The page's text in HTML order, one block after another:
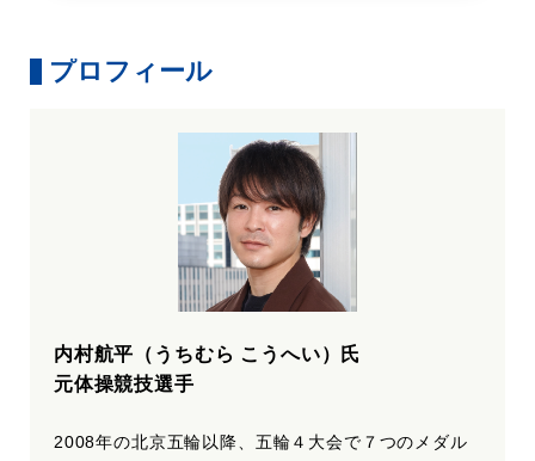
プロフィール
内村航平（うちむら こうへい）氏
元体操競技選手
2008年の北京五輪以降、五輪４大会で７つのメダル